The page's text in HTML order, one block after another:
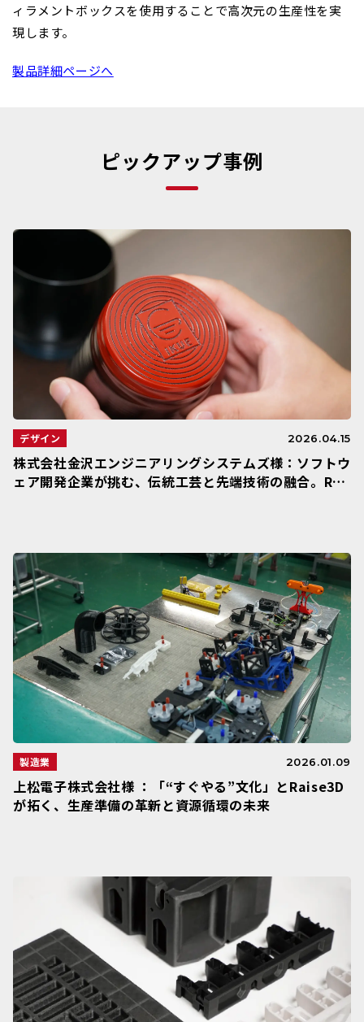
ィラメントボックスを使用することで高次元の生産性を実
現します。
製品詳細ページへ
ピックアップ事例
デザイン 2026.04.15
株式会社金沢エンジニアリングシステムズ様：ソフトウ
ェア開発企業が挑む、伝統工芸と先端技術の融合。Rai
製造業 2026.01.09
上松電子株式会社様 ：「“すぐやる”文化」とRaise3D
が拓く、生産準備の革新と資源循環の未来